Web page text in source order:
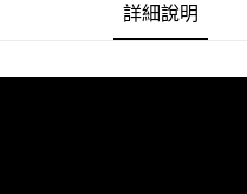
詳細說明